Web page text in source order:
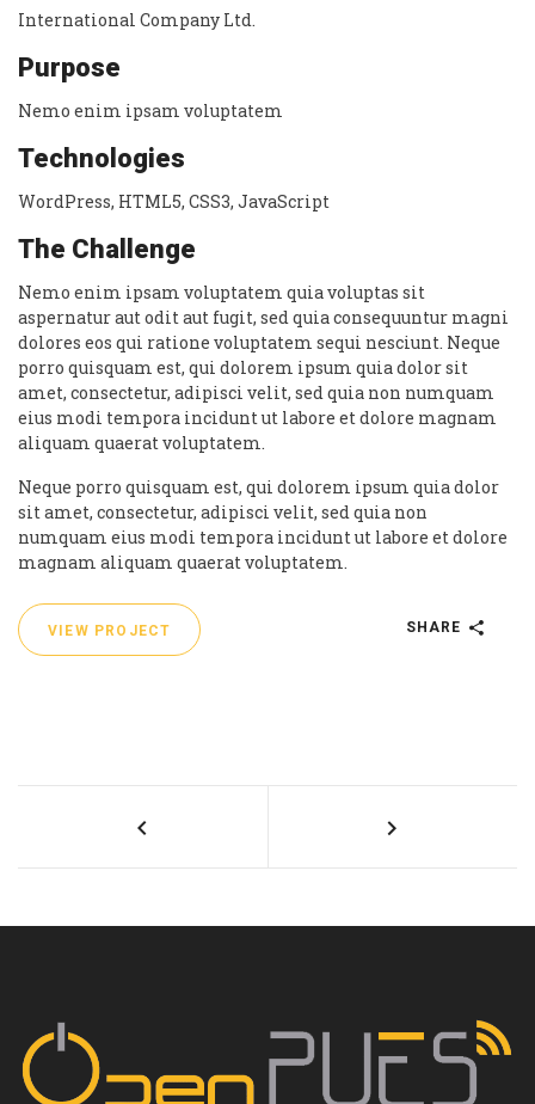
International Company Ltd.
Purpose
Nemo enim ipsam voluptatem
Technologies
WordPress, HTML5, CSS3, JavaScript
The Challenge
Nemo enim ipsam voluptatem quia voluptas sit
aspernatur aut odit aut fugit, sed quia consequuntur magni
dolores eos qui ratione voluptatem sequi nesciunt. Neque
porro quisquam est, qui dolorem ipsum quia dolor sit
amet, consectetur, adipisci velit, sed quia non numquam
eius modi tempora incidunt ut labore et dolore magnam
aliquam quaerat voluptatem.
Neque porro quisquam est, qui dolorem ipsum quia dolor
sit amet, consectetur, adipisci velit, sed quia non
numquam eius modi tempora incidunt ut labore et dolore
magnam aliquam quaerat voluptatem.
VIEW PROJECT SHARE